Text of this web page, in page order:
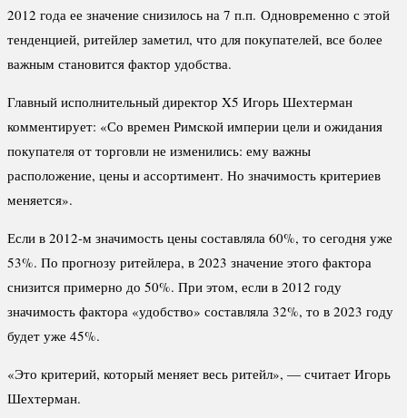
2012 года ее значение снизилось на 7 п.п. Одновременно с этой
тенденцией, ритейлер заметил, что для покупателей, все более
важным становится фактор удобства.
Главный исполнительный директор X5 Игорь Шехтерман
комментирует: «Со времен Римской империи цели и ожидания
покупателя от торговли не изменились: ему важны
расположение, цены и ассортимент. Но значимость критериев
меняется».
Если в 2012-м значимость цены составляла 60%, то сегодня уже
53%. По прогнозу ритейлера, в 2023 значение этого фактора
снизится примерно до 50%. При этом, если в 2012 году
значимость фактора «удобство» составляла 32%, то в 2023 году
будет уже 45%.
«Это критерий, который меняет весь ритейл», — считает Игорь
Шехтерман.